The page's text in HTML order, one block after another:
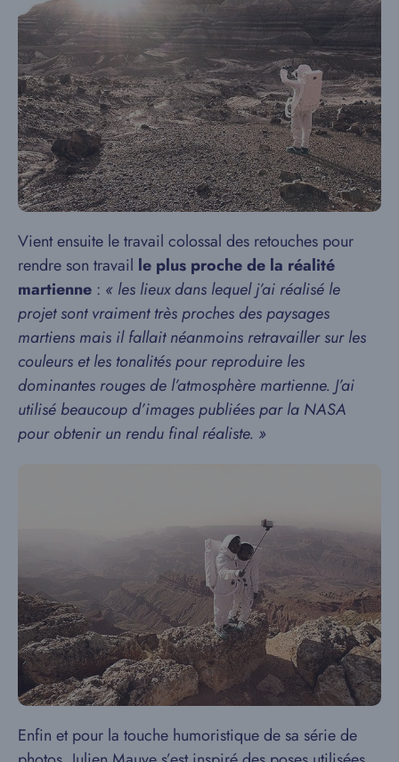
Vient ensuite le travail colossal des retouches pour
rendre son travail le plus proche de la réalité
martienne : « les lieux dans lequel j’ai réalisé le
projet sont vraiment très proches des paysages
martiens mais il fallait néanmoins retravailler sur les
couleurs et les tonalités pour reproduire les
dominantes rouges de l’atmosphère martienne. J’ai
utilisé beaucoup d’images publiées par la NASA
pour obtenir un rendu final réaliste. »
Enfin et pour la touche humoristique de sa série de